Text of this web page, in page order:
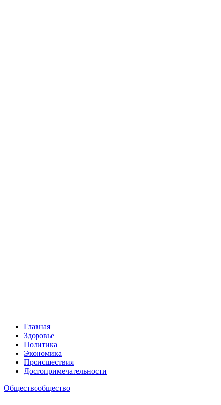
Главная
Здоровье
Политика
Экономика
Происшествия
Достопримечательности
Обществообщество